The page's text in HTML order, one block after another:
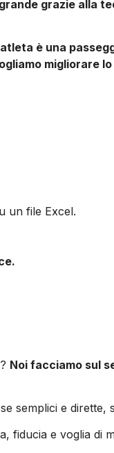
grazie alla
è una
migliorare
un file Excel.
Noi facciamo sul
semplici e dirette,
fiducia e voglia di